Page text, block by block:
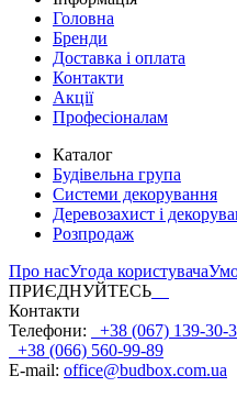
Головна
Бренди
Доставка і оплата
Контакти
Акції
Професіоналам
Каталог
Будівельна група
Системи декорування
Деревозахист і
Розпродаж
Про насУгода користувача
ПРИЄДНУЙТЕСЬ
Контакти
Телефони:
+38 (067) 139-30-
+38 (066) 560-99-89
E-mail: office@budbox.com.ua